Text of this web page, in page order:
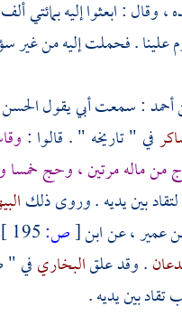
، وقال : ابعثوا إليه بمائتي
علينا . فحملت إليه من غير
: سمعت أبي يقول
في " تاريخه " . قالوا :
ماله مرتين ، وحج خمسا
بين يديه . وروى ذلك
عمير، عنابن[ص:
. وقد علقالبخاريفي
تقاد بين يديه .